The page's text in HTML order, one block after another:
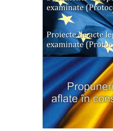
30.07.2026
Vizită de lucru a
românii de
Programul Național de